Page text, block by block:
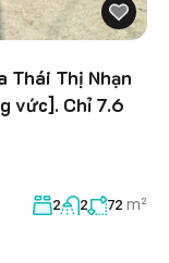
Thái Thị Nhạn
vức]. Chỉ 7.6
2 2 72 m²